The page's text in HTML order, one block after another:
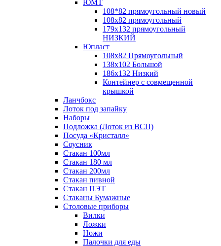
ЮМТ
108*82 прямоугольный новый
108х82 прямоугольный
179х132 прямоугольный
НИЗКИЙ
Юпласт
108х82 Прямоугольный
138х102 Большой
186х132 Низкий
Контейнер с совмещенной
крышкой
Ланчбокс
Лоток под запайку
Наборы
Подложка (Лоток из ВСП)
Посуда «Кристалл»
Соусник
Стакан 100мл
Стакан 180 мл
Стакан 200мл
Стакан пивной
Стакан ПЭТ
Стаканы Бумажные
Столовые приборы
Вилки
Ложки
Ножи
Палочки для еды